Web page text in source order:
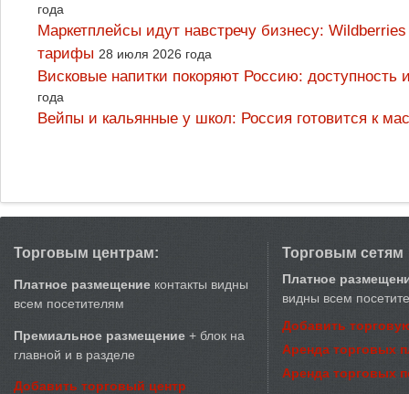
года
Маркетплейсы идут навстречу бизнесу:
тарифы 28 июля 2026 года
Висковые напитки покоряют Россию:
года
Вейпы и кальянные у школ: Россия готовится к
Торговым центрам:
Платное размещение контакты видны
всем посетителям
Премиальное размещение + блок на
главной и в разделе
Добавить торговый центр
Торговым сетям
Платное
видны всем
Добавить
Аренда торговых
Аренда торговых